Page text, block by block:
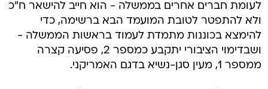
לעומת חברים אחרים בממשלה - הוא חייב להישאר ח"כ
ולא להתפטר לטובת המועמד הבא ברשימה, כדי
להימצא בכוננות מתמדת לעמוד בראשות הממשלה -
ושבדימוי הציבורי יתקבע כמספר 2, פסיעה קצרה
ממספר 1, מעין סגן-נשיא בדגם האמריקני.